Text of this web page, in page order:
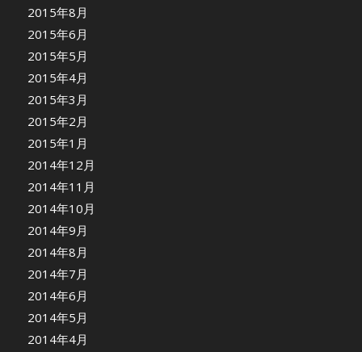
2015年8月
2015年6月
2015年5月
2015年4月
2015年3月
2015年2月
2015年1月
2014年12月
2014年11月
2014年10月
2014年9月
2014年8月
2014年7月
2014年6月
2014年5月
2014年4月